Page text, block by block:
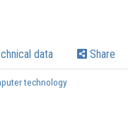
data Share
technology